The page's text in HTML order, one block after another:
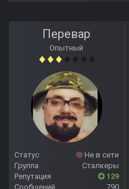
Перевар
Опытный
Статус
Не в сети
Группа
Сталкеры
Репутация
129
Сообщений
790